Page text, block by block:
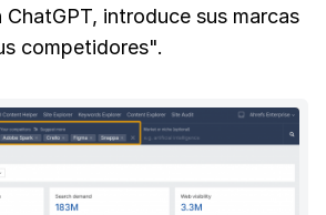
introduce sus marcas
competidores".